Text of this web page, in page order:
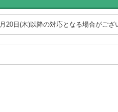
20日(木)以降の対応となる場合がござ